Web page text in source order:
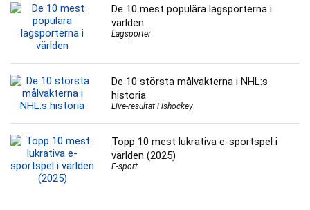
De 10 mest populära lagsporterna i
världen
Lagsporter
De 10 största målvakterna i NHL:s
historia
Live-resultat i ishockey
Topp 10 mest lukrativa e-sportspel i
världen (2025)
E-sport